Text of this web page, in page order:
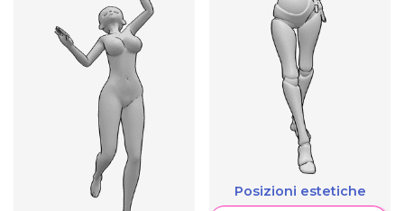
Posizioni estetiche